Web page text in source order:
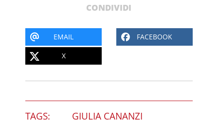
CONDIVIDI
EMAIL FACEBOOK
X
TAGS: GIULIA CANANZI